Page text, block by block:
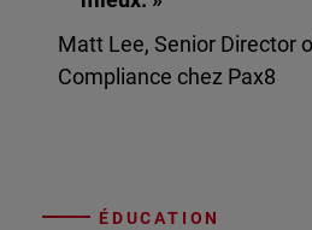
Matt Lee, Senior Director
Compliance chez Pax8
ÉDUCATION